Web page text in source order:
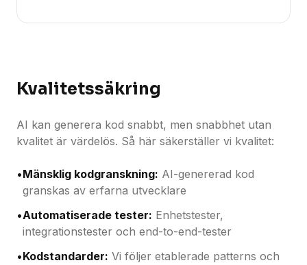
Kvalitetssäkring
AI kan generera kod snabbt, men snabbhet utan
kvalitet är värdelös. Så här säkerställer vi kvalitet:
•Mänsklig kodgranskning: AI-genererad kod
granskas av erfarna utvecklare
•Automatiserade tester: Enhetstester,
integrationstester och end-to-end-tester
•Kodstandarder: Vi följer etablerade patterns och